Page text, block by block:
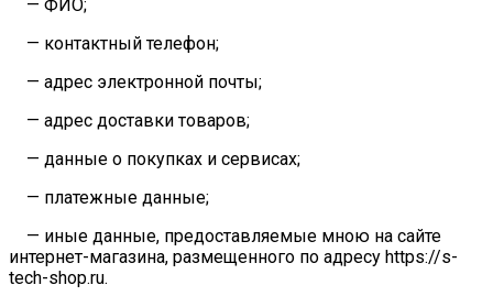
— ФИО;
— контактный телефон;
— адрес электронной почты;
— адрес доставки товаров;
— данные о покупках и сервисах;
— платежные данные;
— иные данные, предоставляемые мною на сайте
интернет-магазина, размещенного по адресу https://s-
tech-shop.ru.